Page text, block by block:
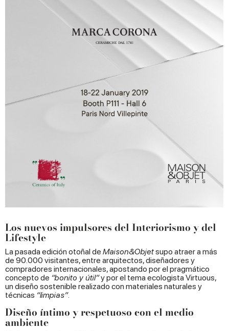
Los nuevos impulsores del Interiorismo y del
Lifestyle
La pasada edición otoñal de Maison&Objetsupo atraer a más
de 90.000 visitantes, entre arquitectos, diseñadores y
compradores internacionales, apostando por el pragmático
concepto de “bonito y útil”y por el tema ecologista Virtuous,
un diseño sostenible realizado con materiales naturales y
técnicas “limpias”.
Diseño íntimo y respetuoso con el medio
ambiente